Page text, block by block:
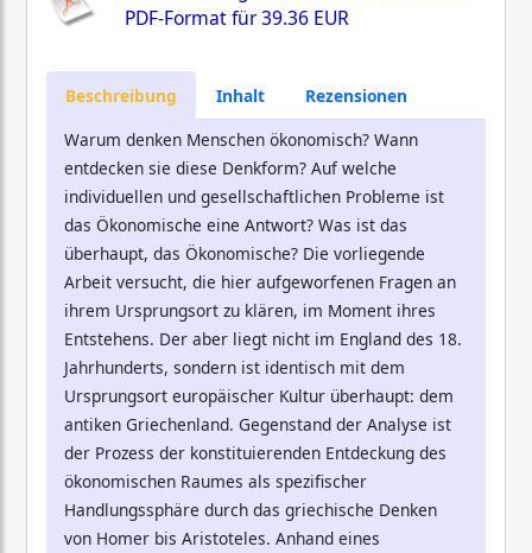
PDF-Format für39.36 EUR
Beschreibung Inhalt
Rezensionen
Warum denken Menschen ökonomisch? Wann
entdecken sie diese Denkform? Auf welche
individuellen und gesellschaftlichen Probleme ist
das Ökonomische eine Antwort? Was ist das
überhaupt, das Ökonomische? Die vorliegende
Arbeit versucht, die hier aufgeworfenen Fragen an
ihrem Ursprungsort zu klären, im Moment ihres
Entstehens. Der aber liegt nicht im England des 18.
Jahrhunderts, sondern ist identisch mit dem
Ursprungsort europäischer Kultur überhaupt: dem
antiken Griechenland. Gegenstand der Analyse ist
der Prozess der konstituierenden Entdeckung des
ökonomischen Raumes als spezifischer
Handlungssphäre durch das griechische Denken
von Homer bis Aristoteles. Anhand eines